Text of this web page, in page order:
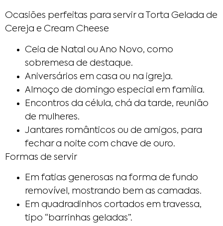
Ocasiões perfeitas para servir a Torta Gelada de
Cereja e Cream Cheese
Ceia de Natal ou Ano Novo, como
sobremesa de destaque.
Aniversários em casa ou na igreja.
Almoço de domingo especial em família.
Encontros da célula, chá da tarde, reunião
de mulheres.
Jantares românticos ou de amigos, para
fechar a noite com chave de ouro.
Formas de servir
Em fatias generosas na forma de fundo
removível, mostrando bem as camadas.
Em quadradinhos cortados em travessa,
tipo “barrinhas geladas”.